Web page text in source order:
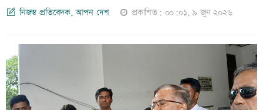
নিজস্ব প্রতিবেদক, আপন দেশ প্রকাশিত: ০০:০১, ৯ জুন ২০২৬